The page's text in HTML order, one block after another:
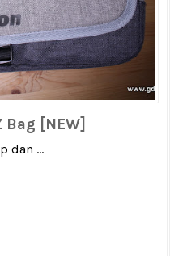
Bag [NEW]
dan ...